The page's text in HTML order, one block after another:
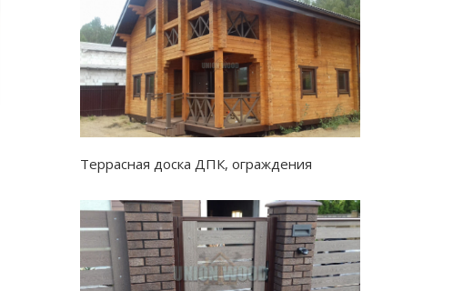
Террасная доска ДПК, ограждения